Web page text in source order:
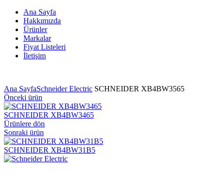
Ana Sayfa
Hakkımızda
Ürünler
Markalar
Fiyat Listeleri
İletişim
Ana SayfaSchneider Electric SCHNEIDER XB4BW3565
Önceki ürün
SCHNEIDER XB4BW3465
Ürünlere dön
Sonraki ürün
SCHNEIDER XB4BW31B5